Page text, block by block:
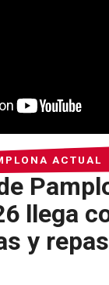
ACTUAL
llega
y